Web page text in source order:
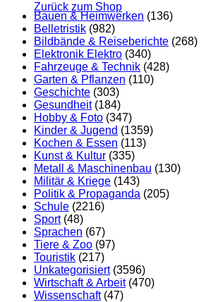
Zurück zum Shop
Bauen & Heimwerken (136)
Belletristik (982)
Bildbände & Reiseberichte (268)
Elektronik Elektro (340)
Fahrzeuge & Technik (428)
Garten & Pflanzen (110)
Geschichte (303)
Gesundheit (184)
Hobby & Foto (347)
Kinder & Jugend (1359)
Kochen & Essen (113)
Kunst & Kultur (335)
Metall & Maschinenbau (130)
Militär & Kriege (143)
Politik & Propaganda (205)
Schule (2216)
Sport (48)
Sprachen (67)
Tiere & Zoo (97)
Touristik (217)
Unkategorisiert (3596)
Wirtschaft & Arbeit (470)
Wissenschaft (47)